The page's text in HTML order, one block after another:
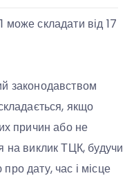
складати від 17
законодавством
якщо
причин або не
на виклик ТЦК, будучи
дату, час і місце